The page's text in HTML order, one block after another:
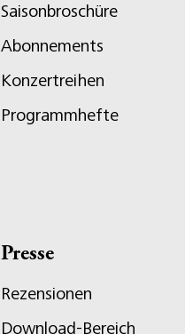
Saisonbroschüre
Abonnements
Konzertreihen
Programmhefte
Presse
Rezensionen
Download-Bereich